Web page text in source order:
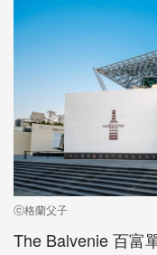
ⓒ格蘭父子
The Balvenie 百富